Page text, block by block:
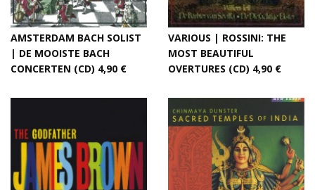
AMSTERDAM BACH SOLIST
| DE MOOISTE BACH
CONCERTEN (CD) 4,90 €
VARIOUS | ROSSINI: THE
MOST BEAUTIFUL
OVERTURES (CD) 4,90 €